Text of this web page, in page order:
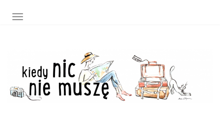
TOGGLE NAVIGATION